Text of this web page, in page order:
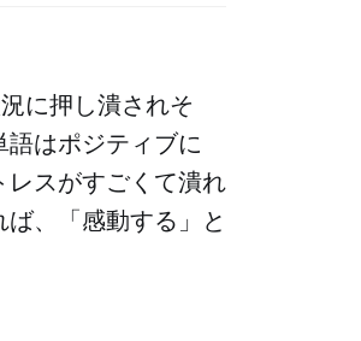
に押し潰されそ
はポジティブに
レスがすごくて潰れ
、「感動する」と